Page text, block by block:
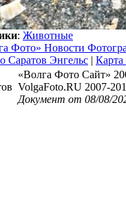
: Животные
Фото» Новости
Саратов Энгельс | Карта
«Волга Фото Сайт»
VolgaFoto.RU 2007-
Документ от 08/08/